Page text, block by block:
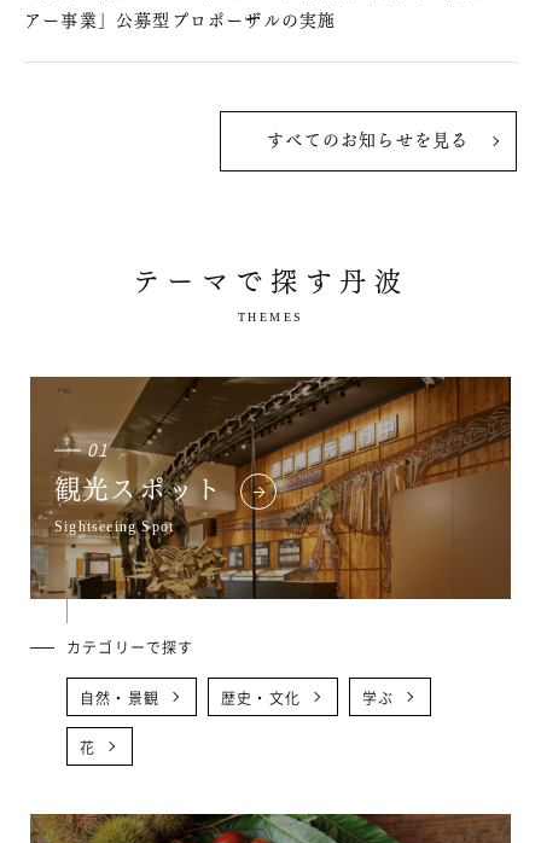
アー事業」公募型プロポーザルの実施
すべてのお知らせを見る
THEMES
テーマで探す丹波
01
観光スポット
Sightseeing Spot
カテゴリーで探す
自然・景観 歴史・文化 学ぶ
花